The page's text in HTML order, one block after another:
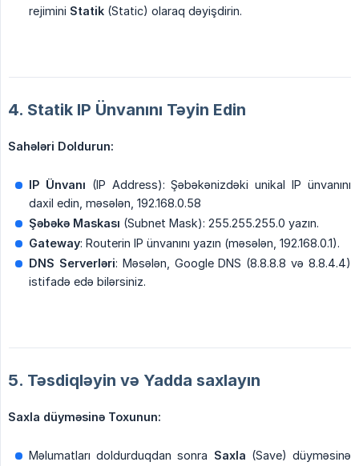
rejimini Statik (Static) olaraq dəyişdirin.
4. Statik IP Ünvanını Təyin Edin
Sahələri Doldurun:
IP Ünvanı (IP Address): Şəbəkənizdəki unikal IP ünvanını
daxil edin, məsələn, 192.168.0.58
Şəbəkə Maskası (Subnet Mask): 255.255.255.0 yazın.
Gateway: Routerin IP ünvanını yazın (məsələn, 192.168.0.1).
DNS Serverləri: Məsələn, Google DNS (8.8.8.8 və 8.8.4.4)
istifadə edə bilərsiniz.
5. Təsdiqləyin və Yadda saxlayın
Saxla düyməsinə Toxunun:
Məlumatları doldurduqdan sonra Saxla (Save) düyməsinə